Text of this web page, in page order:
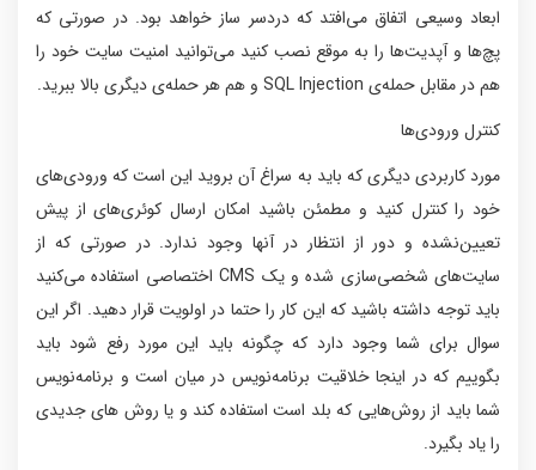
ابعاد وسیعی اتفاق می‌افتد که دردسر ساز خواهد بود. در صورتی که
پچ‌ها و آپدیت‌ها را به موقع نصب کنید می‌توانید امنیت سایت خود را
هم در مقابل حمله‌ی SQL Injection و هم هر حمله‌ی دیگری بالا ببرید.
کنترل ورودی‌ها
مورد کاربردی دیگری که باید به سراغ آن بروید این است که ورودی‌های
خود را کنترل کنید و مطمئن باشید امکان ارسال کوئری‌های از پیش
تعیین‌نشده و دور از انتظار در آنها وجود ندارد. در صورتی که از
سایت‌های شخصی‌سازی شده و یک CMS اختصاصی استفاده می‌کنید
باید توجه داشته باشید که این کار را حتما در اولویت قرار دهید. اگر این
سوال برای شما وجود دارد که چگونه باید این مورد رفع شود باید
بگوییم که در اینجا خلاقیت برنامه‌نویس در میان است و برنامه‌نویس
شما باید از روش‌هایی که بلد است استفاده کند و یا روش های جدیدی
را یاد بگیرد.